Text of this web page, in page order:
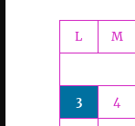
L M
3 4